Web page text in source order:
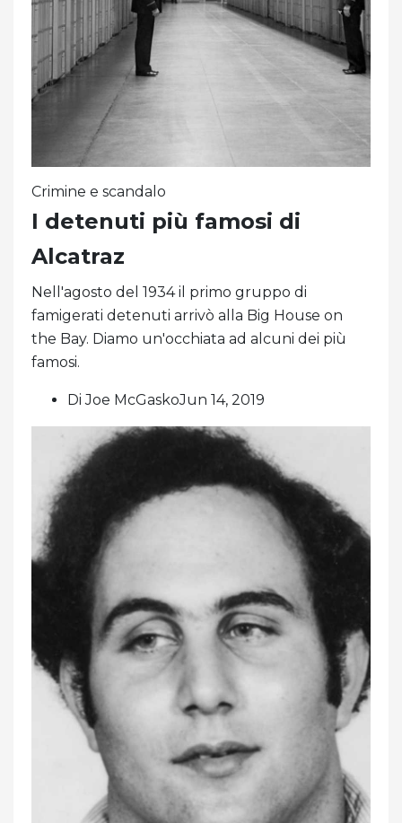
Crimine e scandalo
I detenuti più famosi di
Alcatraz
Nell'agosto del 1934 il primo gruppo di
famigerati detenuti arrivò alla Big House on
the Bay. Diamo un'occhiata ad alcuni dei più
famosi.
Di Joe McGaskoJun 14, 2019